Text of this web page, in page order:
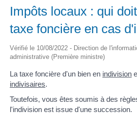
Impôts locaux : qui
taxe foncière en cas
Vérifié le 10/08/2022 - Direction de
administrative (Première ministre)
La taxe foncière d'un bien en indivision
indivisaires.
Toutefois, vous êtes soumis à des
l'indivision est issue d'une succession.